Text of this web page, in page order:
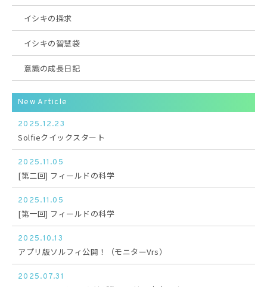
イシキの探求
イシキの智慧袋
意識の成長日記
New Article
2025.12.23
Solfieクイックスタート
2025.11.05
[第二回] フィールドの科学
2025.11.05
[第一回] フィールドの科学
2025.10.13
アプリ版ソルフィ公開！（モニターVrs）
2025.07.31